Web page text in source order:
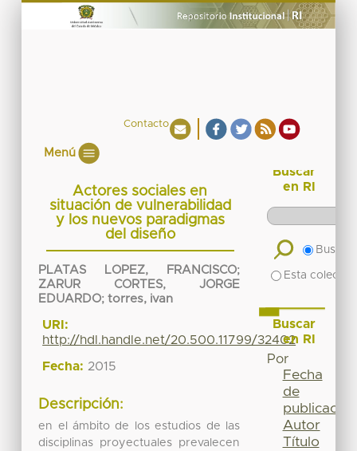
Contacto
Menú
Actores sociales en
situación de vulnerabilidad
y los nuevos paradigmas
del diseño
PLATAS LOPEZ, FRANCISCO;
ZARUR CORTES, JORGE
EDUARDO;torres, ivan
URI:
http://hdl.handle.net/20.500.11799/32402
Fecha: 2015
Descripción:
en el ámbito de los estudios de las
disciplinas proyectuales prevalecen
Buscar
en RI
Buscar
Esta
Buscar
en RI
Por
Fecha
de
publicación
Autor
Título